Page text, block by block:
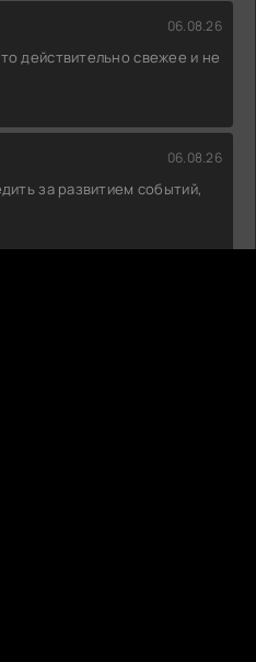
06.08.26
действительно свежее и не
06.08.26
за развитием событий,